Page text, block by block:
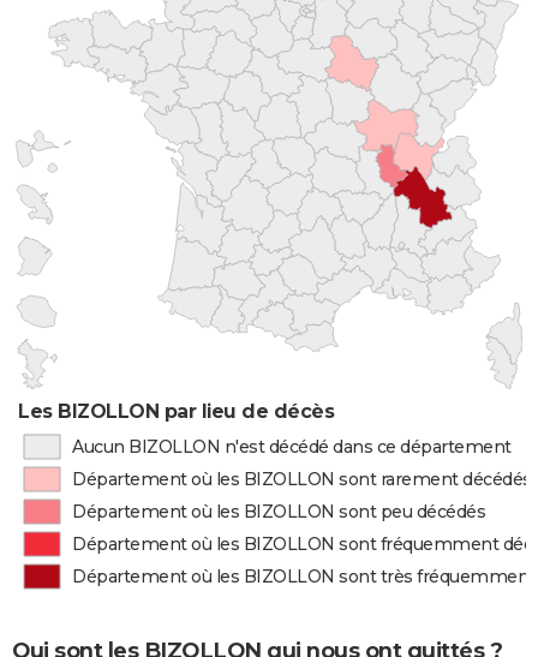
Les BIZOLLON par lieu de décès
Aucun BIZOLLON n'est décédé dans ce département
Département où les BIZOLLON sont rarement décédés
Département où les BIZOLLON sont peu décédés
Département où les BIZOLLON sont fréquemment
Département où les BIZOLLON sont très fréquemment
Qui sont les BIZOLLON qui nous ont quittés ?